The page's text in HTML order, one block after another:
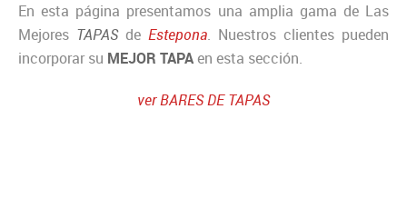
En esta página presentamos una amplia gama de Las
Mejores TAPASde Estepona. Nuestros clientes pueden
incorporar su MEJOR TAPAen esta sección.
ver BARES DE TAPAS